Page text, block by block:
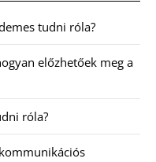
tudni róla?
előzhetőek meg a
róla?